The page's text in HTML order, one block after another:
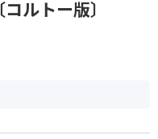
ルトー版〕